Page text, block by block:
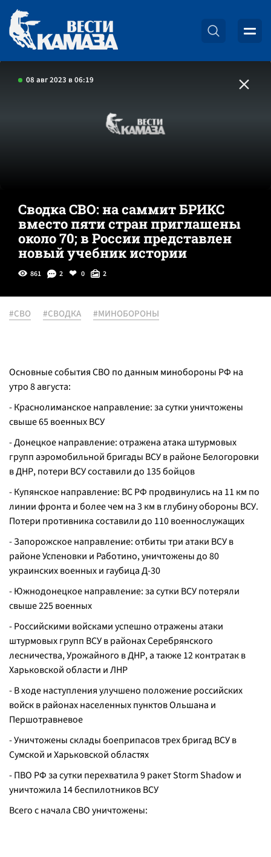
08 авг 2023 в 06:19
Сводка СВО: на саммит БРИКС
вместо пяти стран приглашены
около 70; в России представлен
новый учебник истории
861 2 0 2
#СВО #СВОДКА #МИНОБОРОНЫ
Основные события СВО по данным минобороны РФ на
утро 8 августа:
- Краснолиманское направление: за сутки уничтожены
свыше 65 военных ВСУ
- Донецкое направление: отражена атака штурмовых
групп аэромобильной бригады ВСУ в районе Белогоровки
в ДНР, потери ВСУ составили до 135 бойцов
- Купянское направление: ВС РФ продвинулись на 11 км по
линии фронта и более чем на 3 км в глубину обороны ВСУ.
Потери противника составили до 110 военнослужащих
- Запорожское направление: отбиты три атаки ВСУ в
районе Успеновки и Работино, уничтожены до 80
украинских военных и гаубица Д-30
- Южнодонецкое направление: за сутки ВСУ потеряли
свыше 225 военных
- Российскими войсками успешно отражены атаки
штурмовых групп ВСУ в районах Серебрянского
лесничества, Урожайного в ДНР, а также 12 контратак в
Харьковской области и ЛНР
- В ходе наступления улучшено положение российских
войск в районах населенных пунктов Ольшана и
Першотравневое
- Уничтожены склады боеприпасов трех бригад ВСУ в
Сумской и Харьковской областях
- ПВО РФ за сутки перехватила 9 ракет Storm Shadow и
уничтожила 14 беспилотников ВСУ
Всего с начала СВО уничтожены: